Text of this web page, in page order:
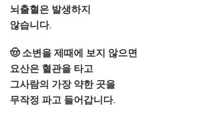
뇌출혈은 발생하지
않습니다.
🤠 소변을 제때에 보지 않으면
요산은 혈관을 타고
그사람의 가장 약한 곳을
무작정 파고 들어갑니다.